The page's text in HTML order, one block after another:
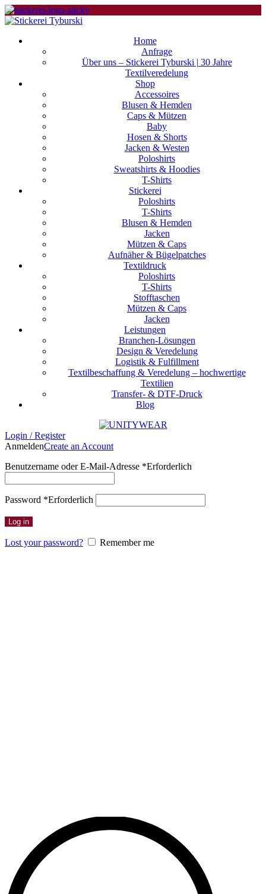
Home
Anfrage
Über uns – Stickerei Tyburski | 30 Jahre
Textilveredelung
Shop
Accessoires
Blusen & Hemden
Caps & Mützen
Baby
Hosen & Shorts
Jacken & Westen
Poloshirts
Sweatshirts & Hoodies
T-Shirts
Stickerei
Poloshirts
T-Shirts
Blusen & Hemden
Jacken
Mützen & Caps
Aufnäher & Bügelpatches
Textildruck
Poloshirts
T-Shirts
Stofftaschen
Mützen & Caps
Jacken
Leistungen
Branchen-Lösungen
Design & Veredelung
Logistik & Fulfillment
Textilbeschaffung & Veredelung – hochwertige
Textilien
Transfer- & DTF-Druck
Blog
Login / Register
AnmeldenCreate an Account
Benutzername oder E-Mail-Adresse *Erforderlich
Password *Erforderlich
Log in
Lost your password? Remember me